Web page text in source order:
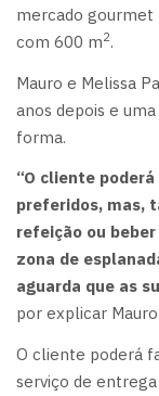
mercado gourmet
com 600 m2.
Mauro e Melissa
anos depois e
forma.
“O cliente
preferidos, mas,
refeição ou
zona de
aguarda que as
por explicar Mauro
O cliente poderá
serviço de